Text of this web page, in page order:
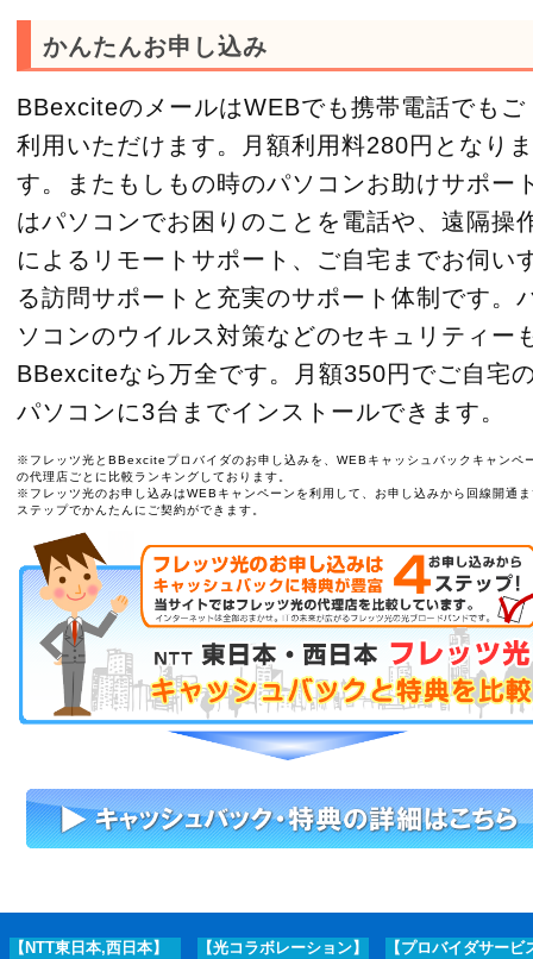
かんたんお申し込み
BBexciteのメールはWEBでも携帯電話でもご
利用いただけます。月額利用料280円となりま
す。またもしもの時のパソコンお助けサポー
はパソコンでお困りのことを電話や、遠隔操
によるリモートサポート、ご自宅までお伺い
る訪問サポートと充実のサポート体制です。
ソコンのウイルス対策などのセキュリティー
BBexciteなら万全です。月額350円でご自宅
パソコンに3台までインストールできます。
※フレッツ光とBBexciteプロバイダのお申し込みを、WEBキャッシュバックキャンペ
の代理店ごとに比較ランキングしております。
※フレッツ光のお申し込みはWEBキャンペーンを利用して、お申し込みから回線開通
ステップでかんたんにご契約ができます。
【NTT東日本,西日本】 【光コラボレーション】 【プロバイダサービ